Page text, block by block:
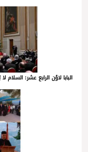
البابا لاوُن الرابع عشر: